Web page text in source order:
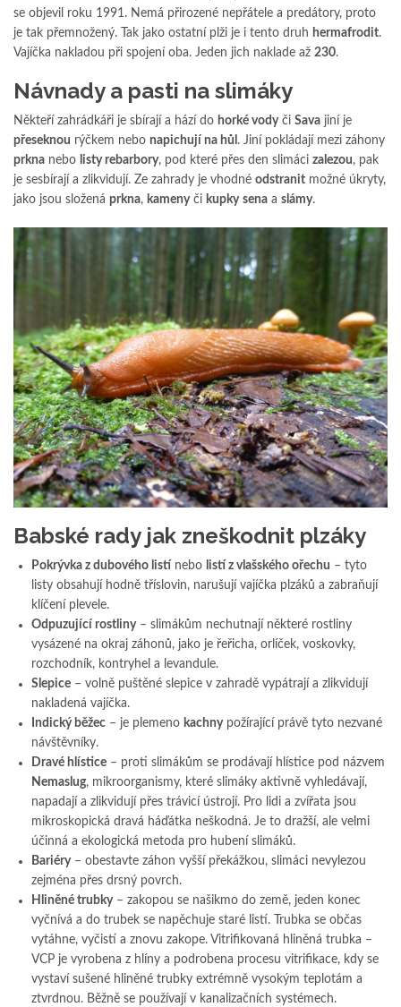
se objevil roku 1991. Nemá přirozené nepřátele a predátory, proto
je tak přemnožený. Tak jako ostatní plži je i tento druh hermafrodit.
Vajíčka nakladou při spojení oba. Jeden jich naklade až 230.
Návnady a pasti na slimáky
Někteří zahrádkáři je sbírají a hází do horké vodyči Sava jiní je
přeseknou rýčkem nebo napichují na hůl . Jiní pokládají mezi záhony
prkna nebo listy rebarbory, pod které přes den slimáci zalezou, pak
je sesbírají a zlikvidují. Ze zahrady je vhodné odstranit možné úkryty,
jako jsou složená prkna, kamenyči kupky sena a slámy.
Babské rady jak zneškodnit plzáky
Pokrývka z dubového listí nebo listí z vlašského ořechu – tyto
listy obsahují hodně tříslovin, narušují vajíčka plzáků a zabraňují
klíčení plevele.
Odpuzující rostliny– slimákům nechutnají některé rostliny
vysázené na okraj záhonů, jako je řeřicha, orlíček, voskovky,
rozchodník, kontryhel a levandule.
Slepice – volně puštěné slepice v zahradě vypátrají a zlikvidují
nakladená vajíčka.
Indický běžec – je plemeno kachnypožírající právě tyto nezvané
návštěvníky.
Dravé hlístice – proti slimákům se prodávají hlístice pod názvem
Nemaslug, mikroorganismy, které slimáky aktivně vyhledávají,
napadají a zlikvidují přes trávicí ústrojí. Pro lidi a zvířata jsou
mikroskopická dravá háďátka neškodná. Je to dražší, ale velmi
účinná a ekologická metoda pro hubení slimáků.
Bariéry– obestavte záhon vyšší překážkou, slimáci nevylezou
zejména přes drsný povrch.
Hliněné trubky– zakopou se našikmo do země, jeden konec
vyčnívá a do trubek se napěchuje staré listí. Trubka se občas
vytáhne, vyčistí a znovu zakope. Vitrifikovaná hliněná trubka –
VCP je vyrobena z hlíny a podrobena procesu vitrifikace, kdy se
vystaví sušené hliněné trubky extrémně vysokým teplotám a
ztvrdnou. Běžně se používají v kanalizačních systémech.